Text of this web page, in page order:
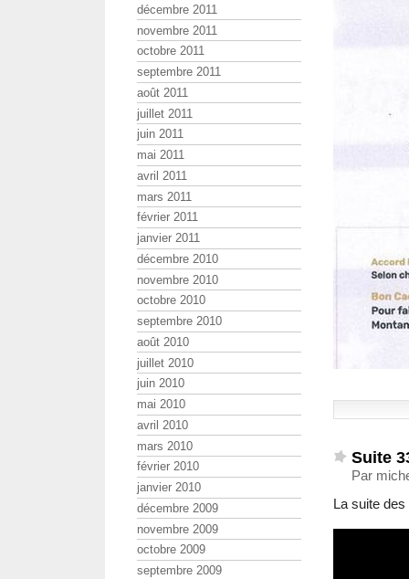
Suite
Par
La suite
décembre 2011
novembre 2011
octobre 2011
septembre 2011
août 2011
juillet 2011
juin 2011
mai 2011
avril 2011
mars 2011
février 2011
janvier 2011
décembre 2010
novembre 2010
octobre 2010
septembre 2010
août 2010
juillet 2010
juin 2010
mai 2010
avril 2010
mars 2010
février 2010
janvier 2010
décembre 2009
novembre 2009
octobre 2009
septembre 2009